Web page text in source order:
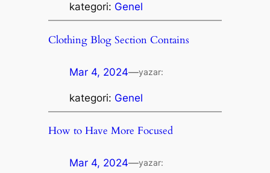
kategori: Genel
Clothing Blog Section Contains
Mar 4, 2024—yazar:
kategori: Genel
How to Have More Focused
Mar 4, 2024—yazar: